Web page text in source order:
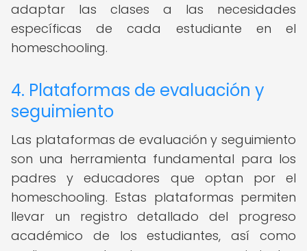
adaptar las clases a las necesidades
específicas de cada estudiante en el
homeschooling.
4. Plataformas de evaluación y
seguimiento
Las plataformas de evaluación y seguimiento
son una herramienta fundamental para los
padres y educadores que optan por el
homeschooling. Estas plataformas permiten
llevar un registro detallado del progreso
académico de los estudiantes, así como